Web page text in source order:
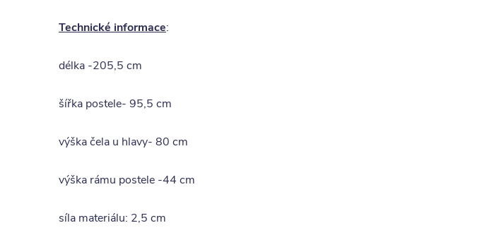
Technické informace:
délka -205,5 cm
šířka postele- 95,5 cm
výška čela u hlavy- 80 cm
výška rámu postele -44 cm
síla materiálu: 2,5 cm